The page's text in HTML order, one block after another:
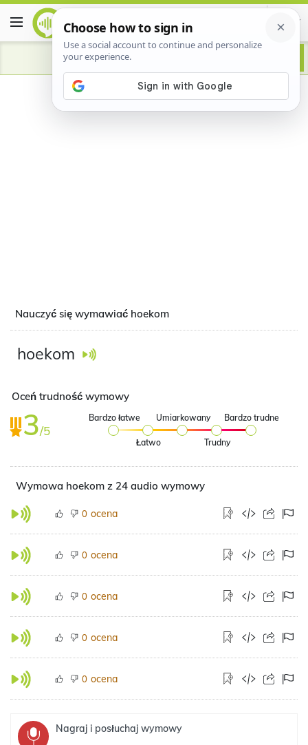
Advertisement
Nauczyć się wymawiać hoekom
hoekom
Oceń trudność wymowy
3/5
Bardzo łatwe
Łatwo
Umiarkowany
Trudny
Bardzo trudne
Wymowa hoekom z 24 audio wymowy
0 ocena
0 ocena
0 ocena
0 ocena
0 ocena
Nagraj i posłuchaj wymowy